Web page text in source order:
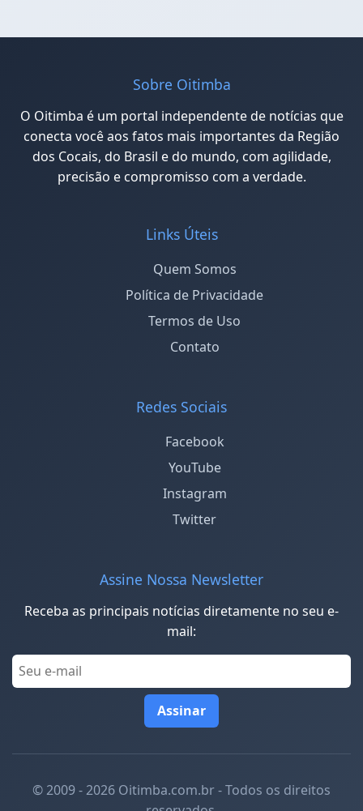
Sobre Oitimba
O Oitimba é um portal independente de notícias que
conecta você aos fatos mais importantes da Região
dos Cocais, do Brasil e do mundo, com agilidade,
precisão e compromisso com a verdade.
Links Úteis
Quem Somos
Política de Privacidade
Termos de Uso
Contato
Redes Sociais
Facebook
YouTube
Instagram
Twitter
Assine Nossa Newsletter
Receba as principais notícias diretamente no seu e-
mail:
Assinar
© 2009 - 2026 Oitimba.com.br - Todos os direitos